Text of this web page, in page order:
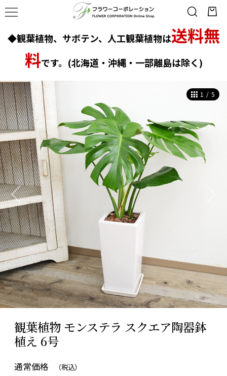
◆観葉植物、サボテン、人工観葉植物は送料無
料です。(北海道・沖縄・一部離島は除く)
1 / 5
観葉植物 モンステラ スクエア陶器鉢
植え 6号
通常価格 （税込）